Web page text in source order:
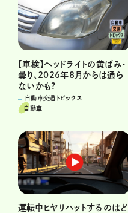
【車検】ヘッドライトの黄ばみ・
曇り、2026年8月からは通ら
ないかも?
自動車交通トピックス
自動車
運転中ヒヤリハットするのはど